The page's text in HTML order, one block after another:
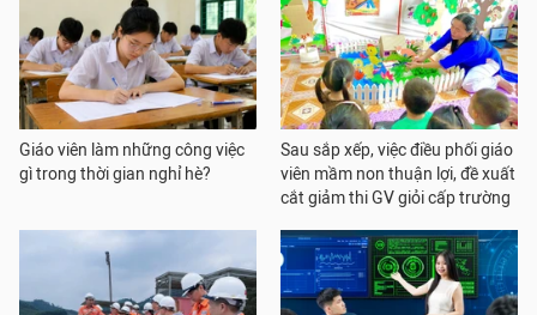
Giáo viên làm những công việc
gì trong thời gian nghỉ hè?
Sau sắp xếp, việc điều phối giáo
viên mầm non thuận lợi, đề xuất
cắt giảm thi GV giỏi cấp trường